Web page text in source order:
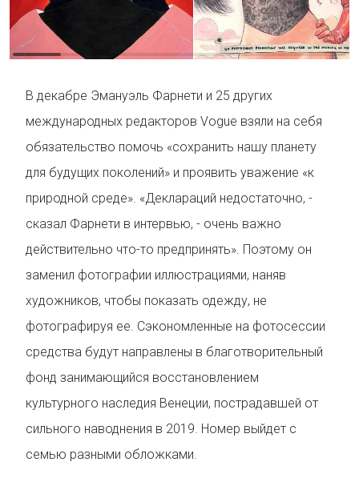
В декабре Эмануэль Фарнети и 25 других
международных редакторов Vogue взяли на себя
обязательство помочь «сохранить нашу планету
для будущих поколений» и проявить уважение «к
природной среде». «Деклараций недостаточно, -
сказал Фарнети в интервью, - очень важно
действительно что-то предпринять». Поэтому он
заменил фотографии иллюстрациями, наняв
художников, чтобы показать одежду, не
фотографируя ее. Сэкономленные на фотосессии
средства будут направлены в благотворительный
фонд занимающийся восстановлением
культурного наследия Венеции, пострадавшей от
сильного наводнения в 2019. Номер выйдет с
семью разными обложками.